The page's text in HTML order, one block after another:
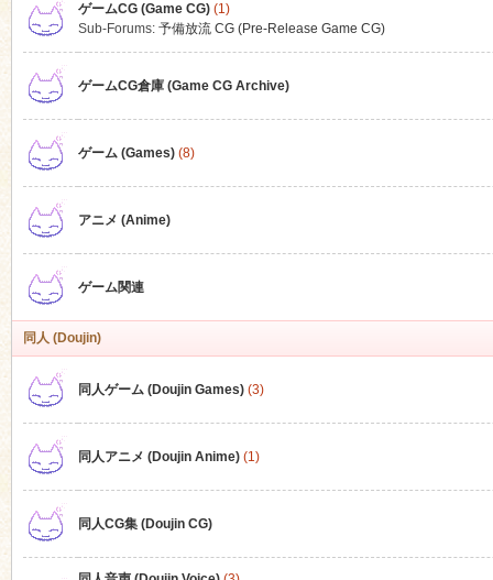
ゲームCG (Game CG)(1)
Sub-Forums: 予備放流 CG (Pre-Release Game CG)
ゲームCG倉庫 (Game CG Archive)
ゲーム (Games)(8)
アニメ (Anime)
ゲーム関連
同人 (Doujin)
同人ゲーム (Doujin Games)(3)
同人アニメ (Doujin Anime)(1)
同人CG集 (Doujin CG)